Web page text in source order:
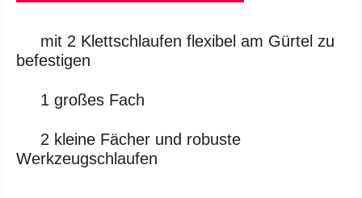
mit 2 Klettschlaufen flexibel am Gürtel zu
befestigen
1 großes Fach
2 kleine Fächer und robuste
Werkzeugschlaufen